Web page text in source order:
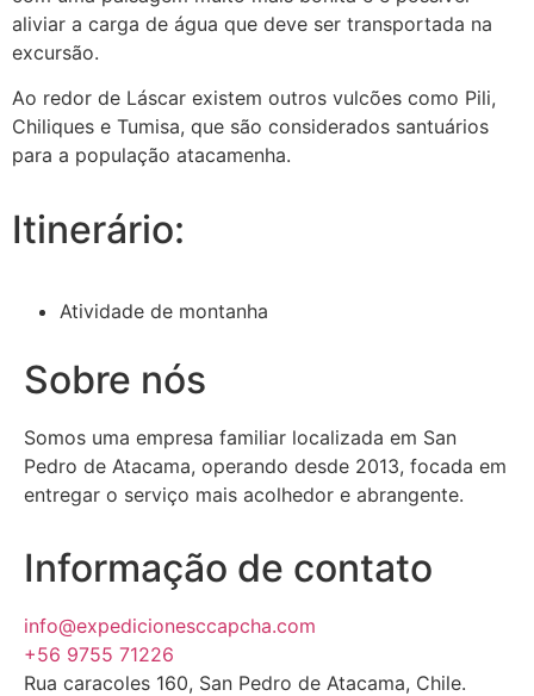
aliviar a carga de água que deve ser transportada na
excursão.
Ao redor de Láscar existem outros vulcões como Pili,
Chiliques e Tumisa, que são considerados santuários
para a população atacamenha.
Itinerário:
Atividade de montanha
Sobre nós
Somos uma empresa familiar localizada em San
Pedro de Atacama, operando desde 2013, focada em
entregar o serviço mais acolhedor e abrangente.
Informação de contato
info@expedicionesccapcha.com
+56 9755 71226
Rua caracoles 160, San Pedro de Atacama, Chile.